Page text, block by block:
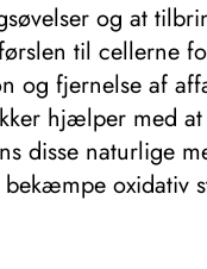
og at
til cellerne
og fjernelse af
hjælper med
disse naturlige
oxidativ